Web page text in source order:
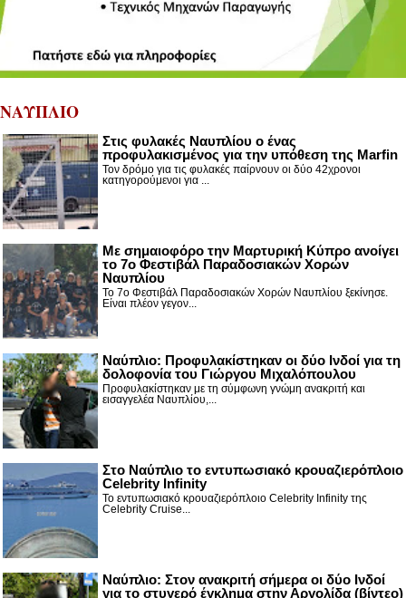
ΝΑΥΠΛΙΟ
Στις φυλακές Ναυπλίου ο ένας
προφυλακισμένος για την υπόθεση της Marfin
Τον δρόμο για τις φυλακές παίρνουν οι δύο 42χρονοι
κατηγορούμενοι για ...
Με σημαιοφόρο την Μαρτυρική Κύπρο ανοίγει
το 7ο Φεστιβάλ Παραδοσιακών Χορών
Ναυπλίου
Το 7ο Φεστιβάλ Παραδοσιακών Χορών Ναυπλίου ξεκίνησε.
Είναι πλέον γεγον...
Ναύπλιο: Προφυλακίστηκαν οι δύο Ινδοί για τη
δολοφονία του Γιώργου Μιχαλόπουλου
Προφυλακίστηκαν με τη σύμφωνη γνώμη ανακριτή και
εισαγγελέα Ναυπλίου,...
Στο Ναύπλιο το εντυπωσιακό κρουαζιερόπλοιο
Celebrity Infinity
Το εντυπωσιακό κρουαζιερόπλοιο Celebrity Infinity της
Celebrity Cruise...
Nαύπλιο: Στον ανακριτή σήμερα οι δύο Ινδοί
για το στυγερό έγκλημα στην Αργολίδα (βίντεο)